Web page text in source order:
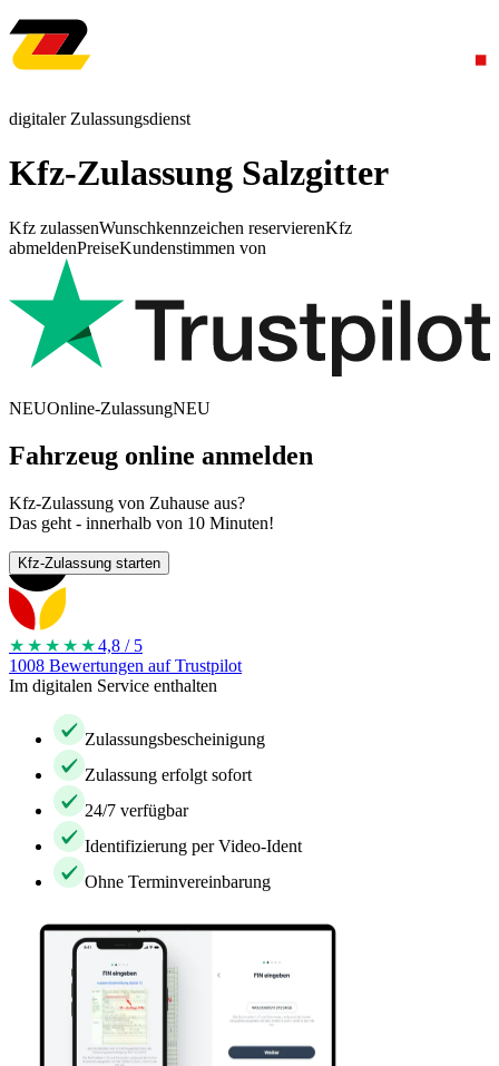
digitaler Zulassungsdienst
Kfz-Zulassung Salzgitter
Kfz zulassenWunschkennzeichen reservierenKfz
abmeldenPreiseKundenstimmen von
NEUOnline-ZulassungNEU
Fahrzeug online anmelden
Kfz-Zulassung von Zuhause aus?
Das geht - innerhalb von 10 Minuten!
Kfz-Zulassung starten
★★★★ ★4,8 / 5
1008 Bewertungen auf Trustpilot
Im digitalen Service enthalten
Zulassungsbescheinigung
Zulassung erfolgt sofort
24/7 verfügbar
Identifizierung per Video-Ident
Ohne Terminvereinbarung